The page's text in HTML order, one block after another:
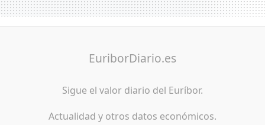
EuriborDiario.es
Sigue el valor diario del Euríbor.
Actualidad y otros datos económicos.